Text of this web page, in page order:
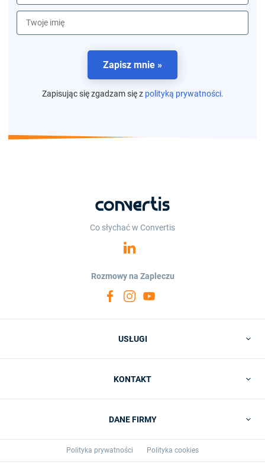
Zapisz mnie »
Zapisując się zgadzam się z polityką prywatności.
Co słychać w Convertis
Rozmowy na Zapleczu
USŁUGI
KONTAKT
DANE FIRMY
Polityka prywatności Polityka cookies